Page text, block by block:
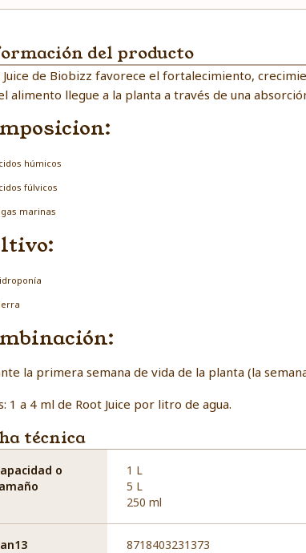
del producto
Juice de Biobizz favorece el fortalecimiento,
alimento llegue a la planta a través de una
húmicos
fúlvicos
marinas
la primera semana de vida de la planta (la
1 a 4 ml de Root Juice por litro de agua.
técnica
o
1 L
5 L
250 ml
8718403231373